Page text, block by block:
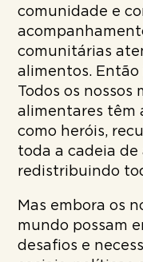
comunidade e
comunitárias
alimentos.
Todos os nossos
alimentares têm
como heróis,
toda a cadeia
redistribuindo
Mas embora os
mundo possam
desafios e